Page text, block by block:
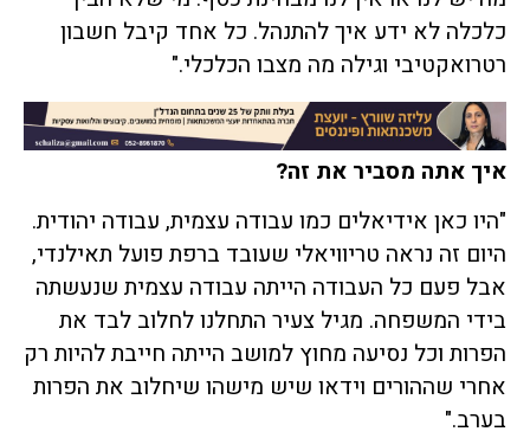
כלכלה לא ידע איך להתנהל. כל אחד קיבל חשבון
רטרואקטיבי וגילה מה מצבו הכלכלי."
איך אתה מסביר את זה?
"היו כאן אידיאלים כמו עבודה עצמית, עבודה יהודית.
היום זה נראה טריוויאלי שעובד ברפת פועל תאילנדי,
אבל פעם כל העבודה הייתה עבודה עצמית שנעשתה
בידי המשפחה. מגיל צעיר התחלנו לחלוב לבד את
הפרות וכל נסיעה מחוץ למושב הייתה חייבת להיות רק
אחרי שההורים וידאו שיש מישהו שיחלוב את הפרות
בערב."